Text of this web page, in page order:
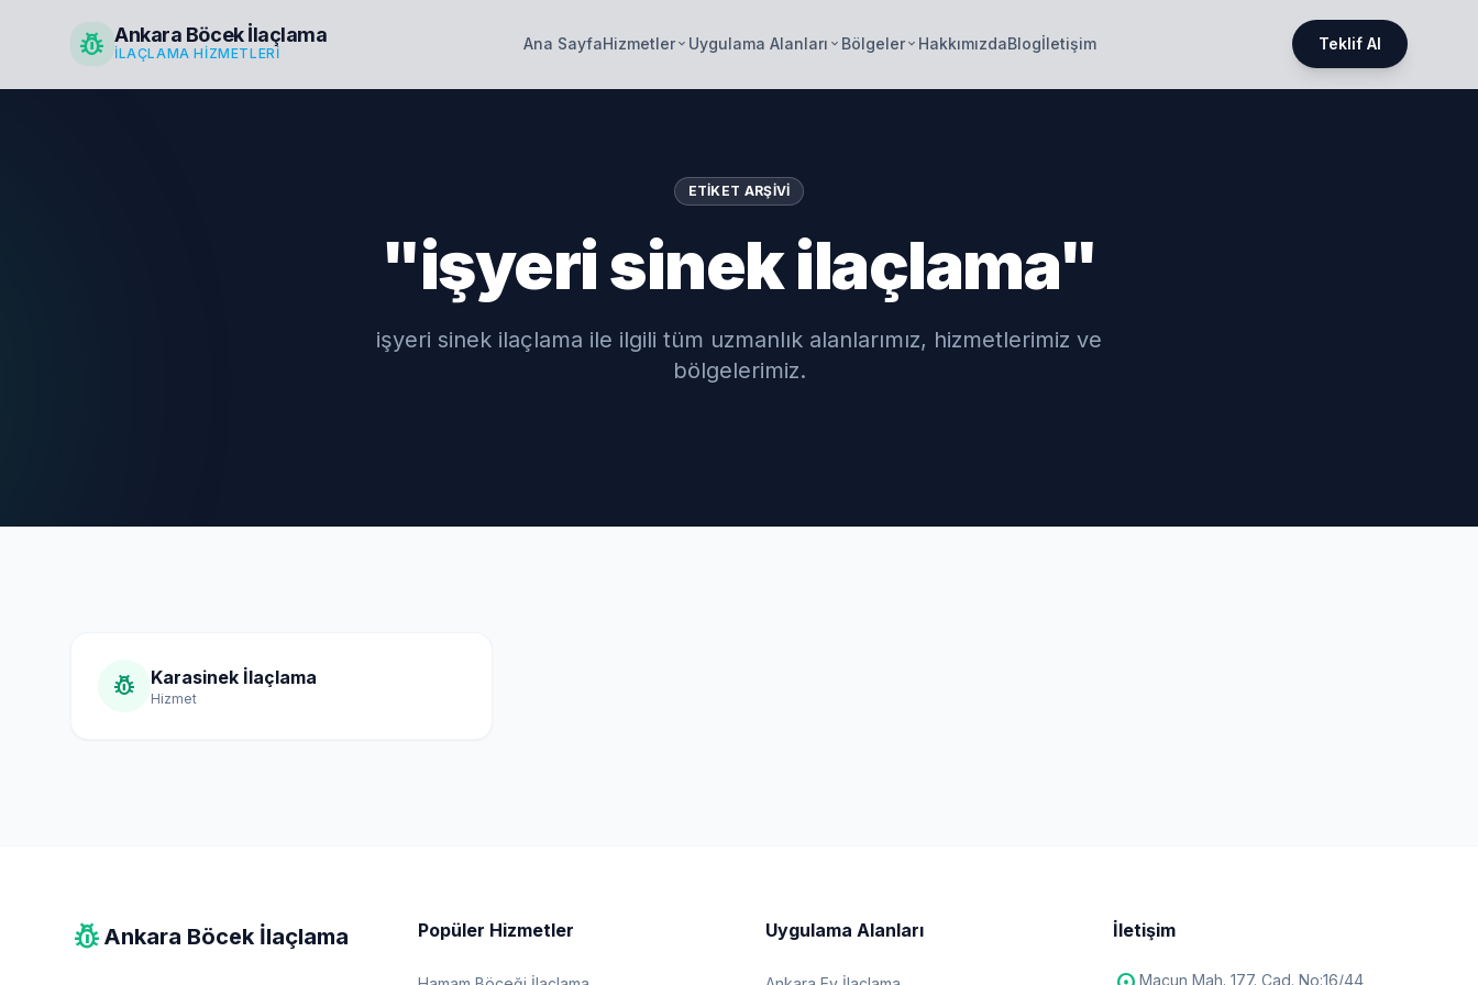
pest_control Ankara Böcek İlaçlama
İLAÇLAMA HIZMETLERI
Ana SayfaHizmetlerkeyboard_arrow_down Uygulama Alanları keyboard_arrow_down Bölgelerkeyboard_arrow_down HakkımızdaBlogİletişim Teklif Al
ETIKET ARŞIVI
"işyeri sinek ilaçlama"
işyeri sinek ilaçlama ile ilgili tüm uzmanlık alanlarımız, hizmetlerimiz ve
bölgelerimiz.
pest_control Karasinek İlaçlama
Hizmet
pest_control Ankara Böcek İlaçlama Popüler Hizmetler Uygulama Alanları İletişim
Macun Mah. 177. Cad. No:16/44